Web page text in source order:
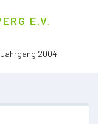
Jahrgang 2004